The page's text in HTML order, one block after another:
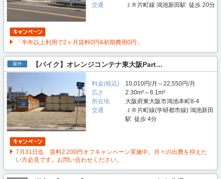
交通
ＪＲ片町線 鴻池新田駅 徒歩 20分
「半年以上利用で2ヶ月賃料0円&初期費用0円」
屋外 【バイク】オレンジコンテナ東大阪Part…
料金(税込)
10,010円/月～22,550円/月
広さ
2.30m²～6.1m²
所在地
大阪府東大阪市鴻池本町8-4
交通
ＪＲ片町線(学研都市線) 鴻池新田
駅 徒歩 4分
7月31日迄 賃料2,200円オフキャンペーン実施中。月々の出費を抑えた
い方必見です。お問い合わせください。